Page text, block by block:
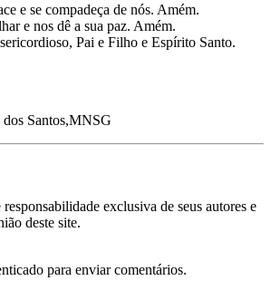
e se compadeça de nós. Amém.
e nos dê a sua paz. Amém.
Pai e Filho e Espírito Santo.
Santos,MNSG
exclusiva de seus autores e
deste site.
para enviar comentários.